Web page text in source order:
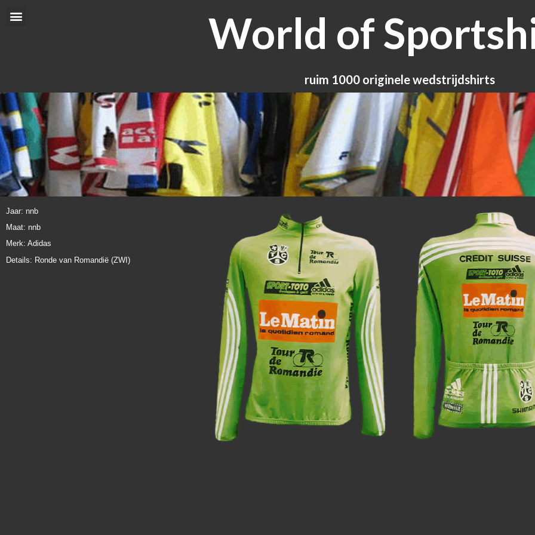
naarMenu World of
ruim 1000 originele wedstrijdshirts
Jaar: nnb
Maat: nnb
Merk: Adidas
Details: Ronde van Romandië (ZWI)